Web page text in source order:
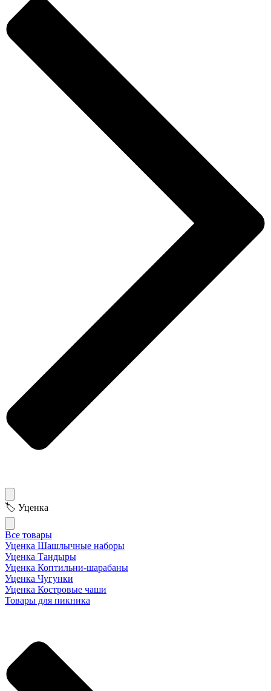
🏷 Уценка
Все товары
Уценка Шашлычные наборы
Уценка Тандыры
Уценка Коптильни-шарабаны
Уценка Чугунки
Уценка Костровые чаши
Товары для пикника